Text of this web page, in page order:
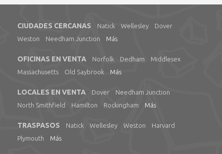
CIUDADES CERCANAS Natick Wellesley
Dover
Weston
Needham Junction Más
OFICINAS EN VENTA Norfolk Dedham
Middlesex
Massachusetts
Old Saybrook Más
LOCALES EN VENTA Dover
Needham Junction
North Smithfield
Hamilton Rockingham Más
TRASPASOS Natick Wellesley Weston
Harvard
Plymouth
Más